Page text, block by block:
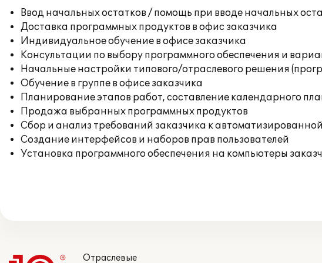
Ввод начальных остатков / помощь при вводе начальных
Доставка программных продуктов в офис заказчика
Индивидуальное обучение в офисе заказчика
Консультации по выбору программного обеспечения и
Начальные настройки типового/отраслевого решения
Обучение в группе в офисе заказчика
Планирование этапов работ, составление календарного
Продажа выбранных программных продуктов
Сбор и анализ требований заказчика к
Создание интерфейсов и наборов прав пользователей
Установка программного обеспечения на компьютеры
Отраслевые